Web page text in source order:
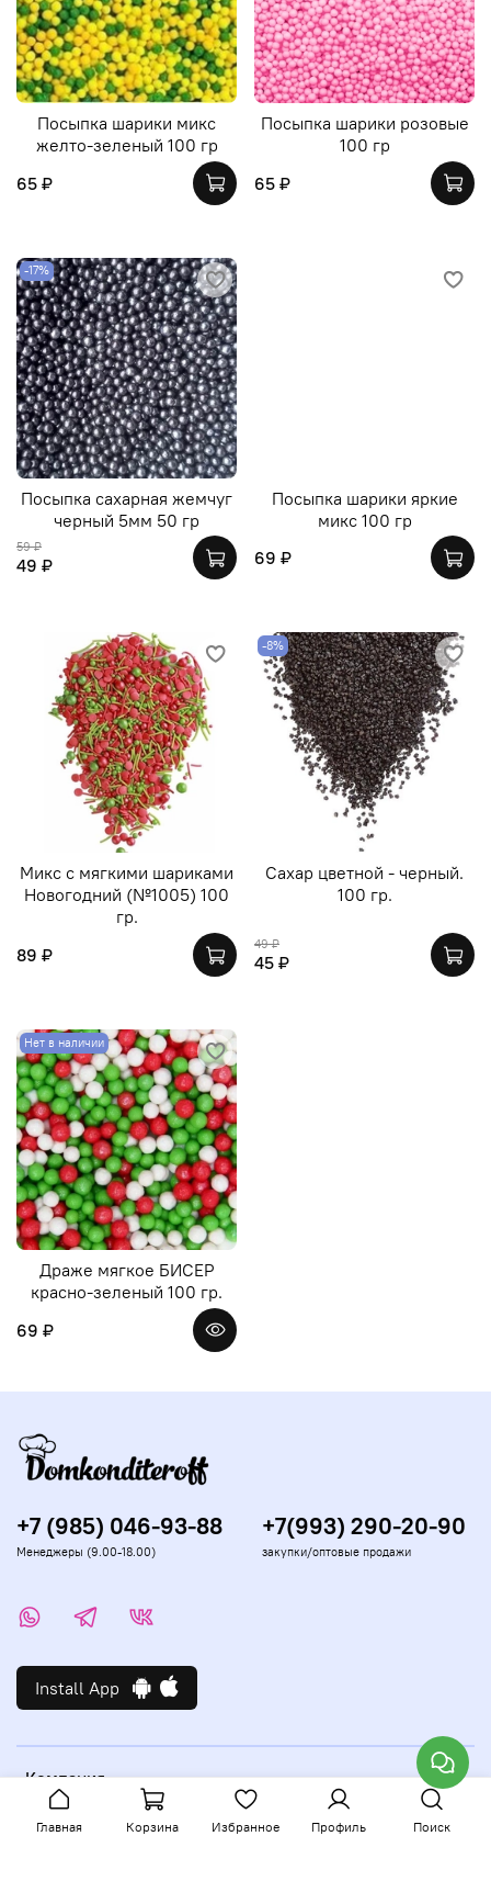
Посыпка шарики микс
желто-зеленый 100 гр
65 ₽
Посыпка шарики розовые
100 гр
65 ₽
-17%
Посыпка сахарная жемчуг
черный 5мм 50 гр
59 ₽
49 ₽
Посыпка шарики яркие
микс 100 гр
69 ₽
Микс с мягкими шариками
Новогодний (№1005) 100
гр.
89 ₽
-8%
Сахар цветной - черный.
100 гр.
49 ₽
45 ₽
Нет в наличии
Драже мягкое БИСЕР
красно-зеленый 100 гр.
69 ₽
Компания
Install App
+7 (985) 046-93-88
Менеджеры (9.00-18.00)
+7(993) 290-20-90
закупки/оптовые продажи
Главная Корзина Избранное Профиль Поиск